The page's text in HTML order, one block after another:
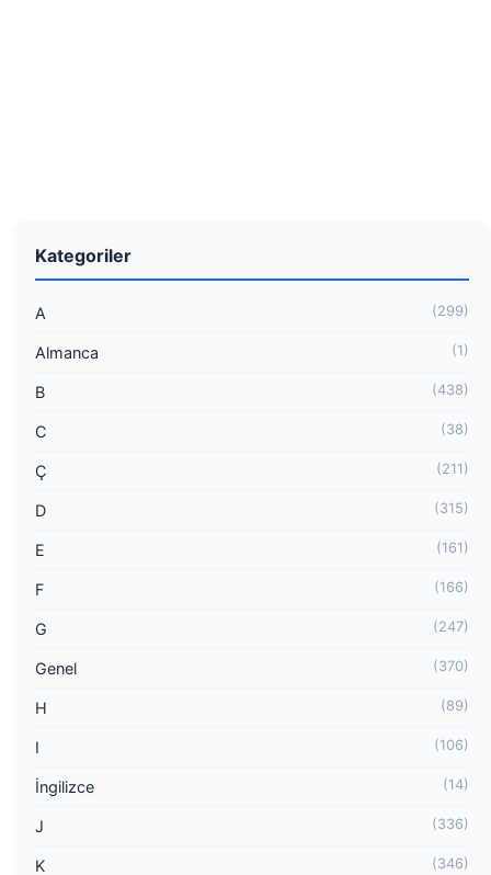
Kategoriler
A (299)
Almanca (1)
B (438)
C (38)
Ç (211)
D (315)
E (161)
F (166)
G (247)
Genel (370)
H (89)
I (106)
İngilizce (14)
J (336)
K (346)